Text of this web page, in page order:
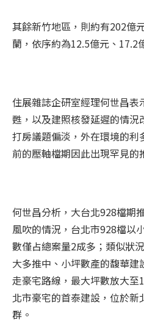
其餘新竹地區，則約有202億
蘭，依序約為12.5億元、17.2
住展雜誌企研室經理何世昌
甦，以及建照核發延遲的情
打房議題偏淡，外在環境的利
前的壓軸檔期因此出現罕見的
何世昌分析，大台北928檔期
風吹的情況，台北市928檔以
數僅占總案量2成多；類似狀
大多推中、小坪數產的馥華建
走豪宅路線，最大坪數放大
北市豪宅的首泰建設，位於
群。